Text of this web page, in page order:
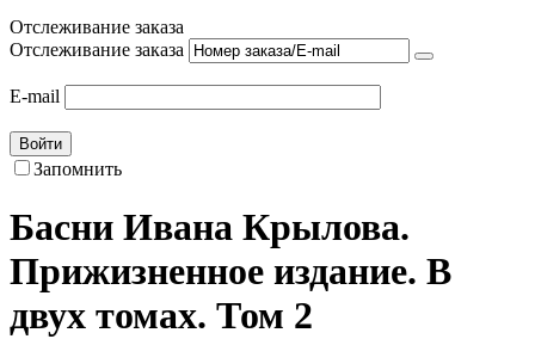
Отслеживание заказа
Отслеживание заказа
E-mail
Войти
Запомнить
Басни Ивана Крылова.
Прижизненное издание. В
двух томах. Том 2